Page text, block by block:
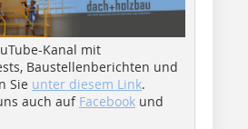
Kanal mit
Baustellenberichten und
Sie unter diesem Link.
auch auf Facebook und